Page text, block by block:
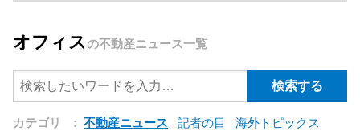
オフィスの不動産ニュース一覧
カテゴリ : 不動産ニュース 記者の目
海外トピックス